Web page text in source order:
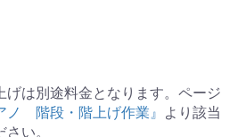
げは別途料金となります。ページ
ノ 階段・階上げ作業』 より該当
い。